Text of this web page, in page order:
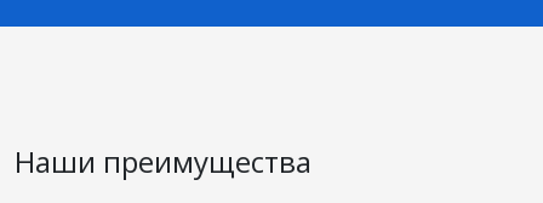
Наши преимущества